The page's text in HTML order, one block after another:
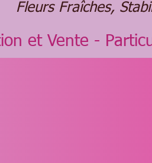
et Vente -
Fleurs Fraîches,